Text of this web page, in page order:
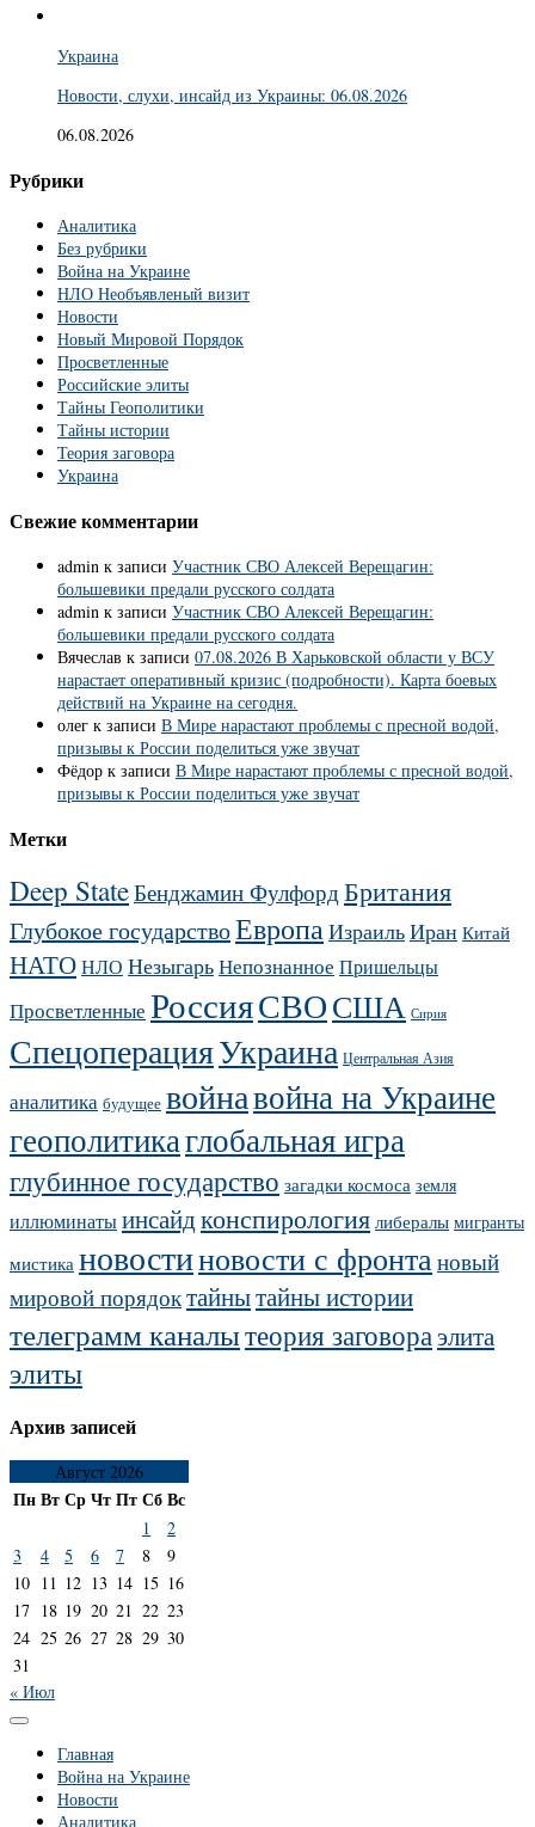
Украина
Новости, слухи, инсайд из Украины: 06.08.2026
06.08.2026
Рубрики
Аналитика
Без рубрики
Война на Украине
НЛО Необъявленый визит
Новости
Новый Мировой Порядок
Просветленные
Российские элиты
Тайны Геополитики
Тайны истории
Теория заговора
Украина
Свежие комментарии
admin к записи Участник СВО Алексей Верещагин:
большевики предали русского солдата
admin к записи Участник СВО Алексей Верещагин:
большевики предали русского солдата
Вячеслав к записи 07.08.2026 В Харьковской области у ВСУ
нарастает оперативный кризис (подробности). Карта боевых
действий на Украине на сегодня.
олег к записи В Мире нарастают проблемы с пресной водой,
призывы к России поделиться уже звучат
Фёдор к записи В Мире нарастают проблемы с пресной водой,
призывы к России поделиться уже звучат
Метки
Deep StateБенджамин ФулфордБритания
Глубокое государствоЕвропаИзраильИран Китай
НАТОНЛО НезыгарьНепознанное Пришельцы
Просветленные РоссияСВОСША Сирия
СпецоперацияУкраина Центральная Азия
аналитика будущее войнавойна на Украине
геополитикаглобальная игра
глубинное государство загадки космоса земля
иллюминатыинсайдконспирология либералы мигранты
мистика новостиновости с фронтановый
мировой порядоктайнытайны истории
телеграмм каналытеория заговораэлита
элиты
Архив записей
Август 2026
ПнВтСрЧтПтСбВс
1
2
3
4 5 6 7 8
9
10 11 12 13 14 15 16
17 18 19 20 21 22 23
24 25 26 27 28 29 30
31
« Июл
Главная
Война на Украине
Новости
Аналитика